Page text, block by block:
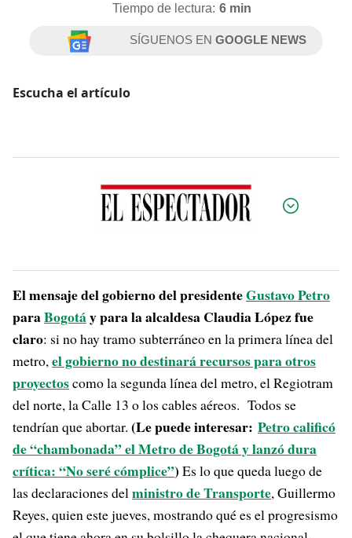
Tiempo de lectura: 6 min
SÍGUENOS ENGOOGLE NEWS
Escucha el artículo
Por:
El mensaje del gobierno del presidenteGustavo Petro
paraBogotáy para la alcaldesa Claudia López fue
claro: si no hay tramo subterráneo en la primera línea del
metro,el gobierno no destinará recursos para otros
proyectoscomo la segunda línea del metro, el Regiotram
del norte, la Calle 13 o los cables aéreos. Todos se
tendrían que abortar. (Le puede interesar: Petro calificó
de “chambonada” el Metro de Bogotá y lanzó dura
crítica: “No seré cómplice”) Es lo que queda luego de
las declaraciones delministro de Transporte, Guillermo
Reyes, quien este jueves, mostrando qué es el progresismo